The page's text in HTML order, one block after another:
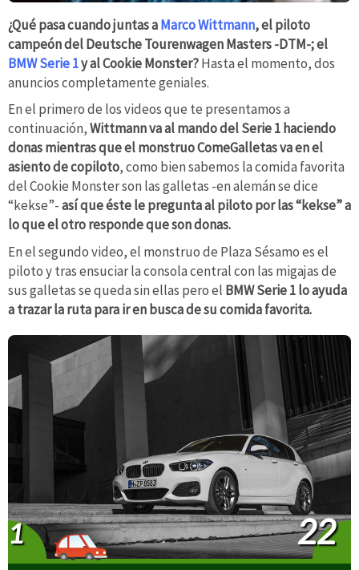
¿Qué pasa cuando juntas aMarco Wittmann, el piloto
campeón del Deutsche Tourenwagen Masters -DTM-; el
BMW Serie 1y al Cookie Monster?Hasta el momento, dos
anuncios completamente geniales.
En el primero de los videos que te presentamos a
continuación,Wittmann va al mando del Serie 1 haciendo
donas mientras que el monstruo ComeGalletas va en el
asiento de copiloto, como bien sabemos la comida favorita
del Cookie Monster son las galletas -en alemán se dice
“kekse”-así que éste le pregunta al piloto por las “kekse” a
lo que el otro responde que son donas.
En el segundo video, el monstruo de Plaza Sésamo es el
piloto y tras ensuciar la consola central con las migajas de
sus galletas se queda sin ellas pero el BMW Serie 1 lo ayuda
a trazar la ruta para ir en busca de su comida favorita.
1 22